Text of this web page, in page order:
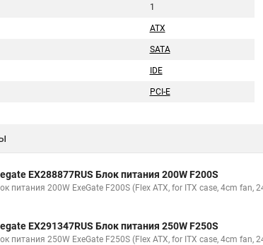
1
ATX
SATA
IDE
PCI-E
EX288877RUS Блок питания 200W F200S
питания 200W ExeGate F200S (Flex ATX, for ITX case, 4cm fan,
EX291347RUS Блок питания 250W F250S
питания 250W ExeGate F250S (Flex ATX, for ITX case, 4cm fan,